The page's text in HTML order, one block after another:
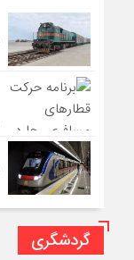
گردشگری